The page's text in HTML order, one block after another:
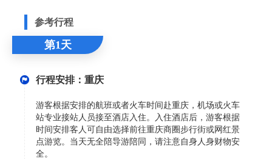
参考行程
第1天
行程安排：重庆
游客根据安排的航班或者火车时间赴重庆，机场或火车
站专业接站人员接至酒店入住。入住酒店后，游客根据
时间安排客人可自由选择前往重庆商圈步行街或网红景
点游览。当天无全陪导游陪同，请注意自身人身财物安
全。